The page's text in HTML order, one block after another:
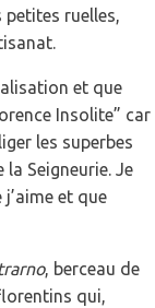
petites ruelles,
et que
Insolite” car
les superbes
la Seigneurie. Je
et que
, berceau de
qui,